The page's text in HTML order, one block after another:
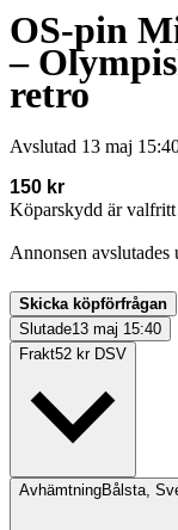
OS-pin
–
retro
Avslutad 13 maj
150 kr
Köparskydd är valfritt
Annonsen avslutades
Skicka köpförfrågan
Slutade13 maj 15:40
Frakt52 kr DSV
AvhämtningBålsta,